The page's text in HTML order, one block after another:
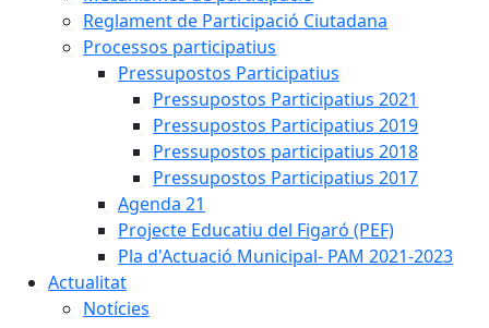
Reglament de Participació Ciutadana
Processos participatius
Pressupostos Participatius
Pressupostos Participatius 2021
Pressupostos Participatius 2019
Pressupostos participatius 2018
Pressupostos Participatius 2017
Agenda 21
Projecte Educatiu del Figaró (PEF)
Pla d'Actuació Municipal- PAM 2021-2023
Actualitat
Notícies